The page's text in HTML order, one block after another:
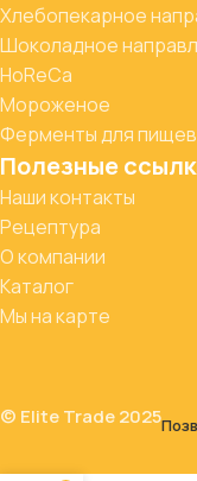
Хлебопекарное
Шоколадное
HoReCa
Мороженое
Ферменты для
Полезные
Наши контакты
Рецептура
О компании
Каталог
Мы на карте
© Elite Trade 2025